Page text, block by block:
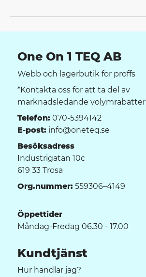
One On 1 TEQ AB
Webb och lagerbutik för proffs
*Kontakta oss för att ta del av
marknadsledande volymrabatter
Telefon: 070-5394142
E-post: info@oneteq.se
Besöksadress
Industrigatan 10c
619 33 Trosa
Org.nummer: 559306–4149
Öppettider
Måndag-Fredag 06.30 - 17.00
Kundtjänst
Hur handlar jag?